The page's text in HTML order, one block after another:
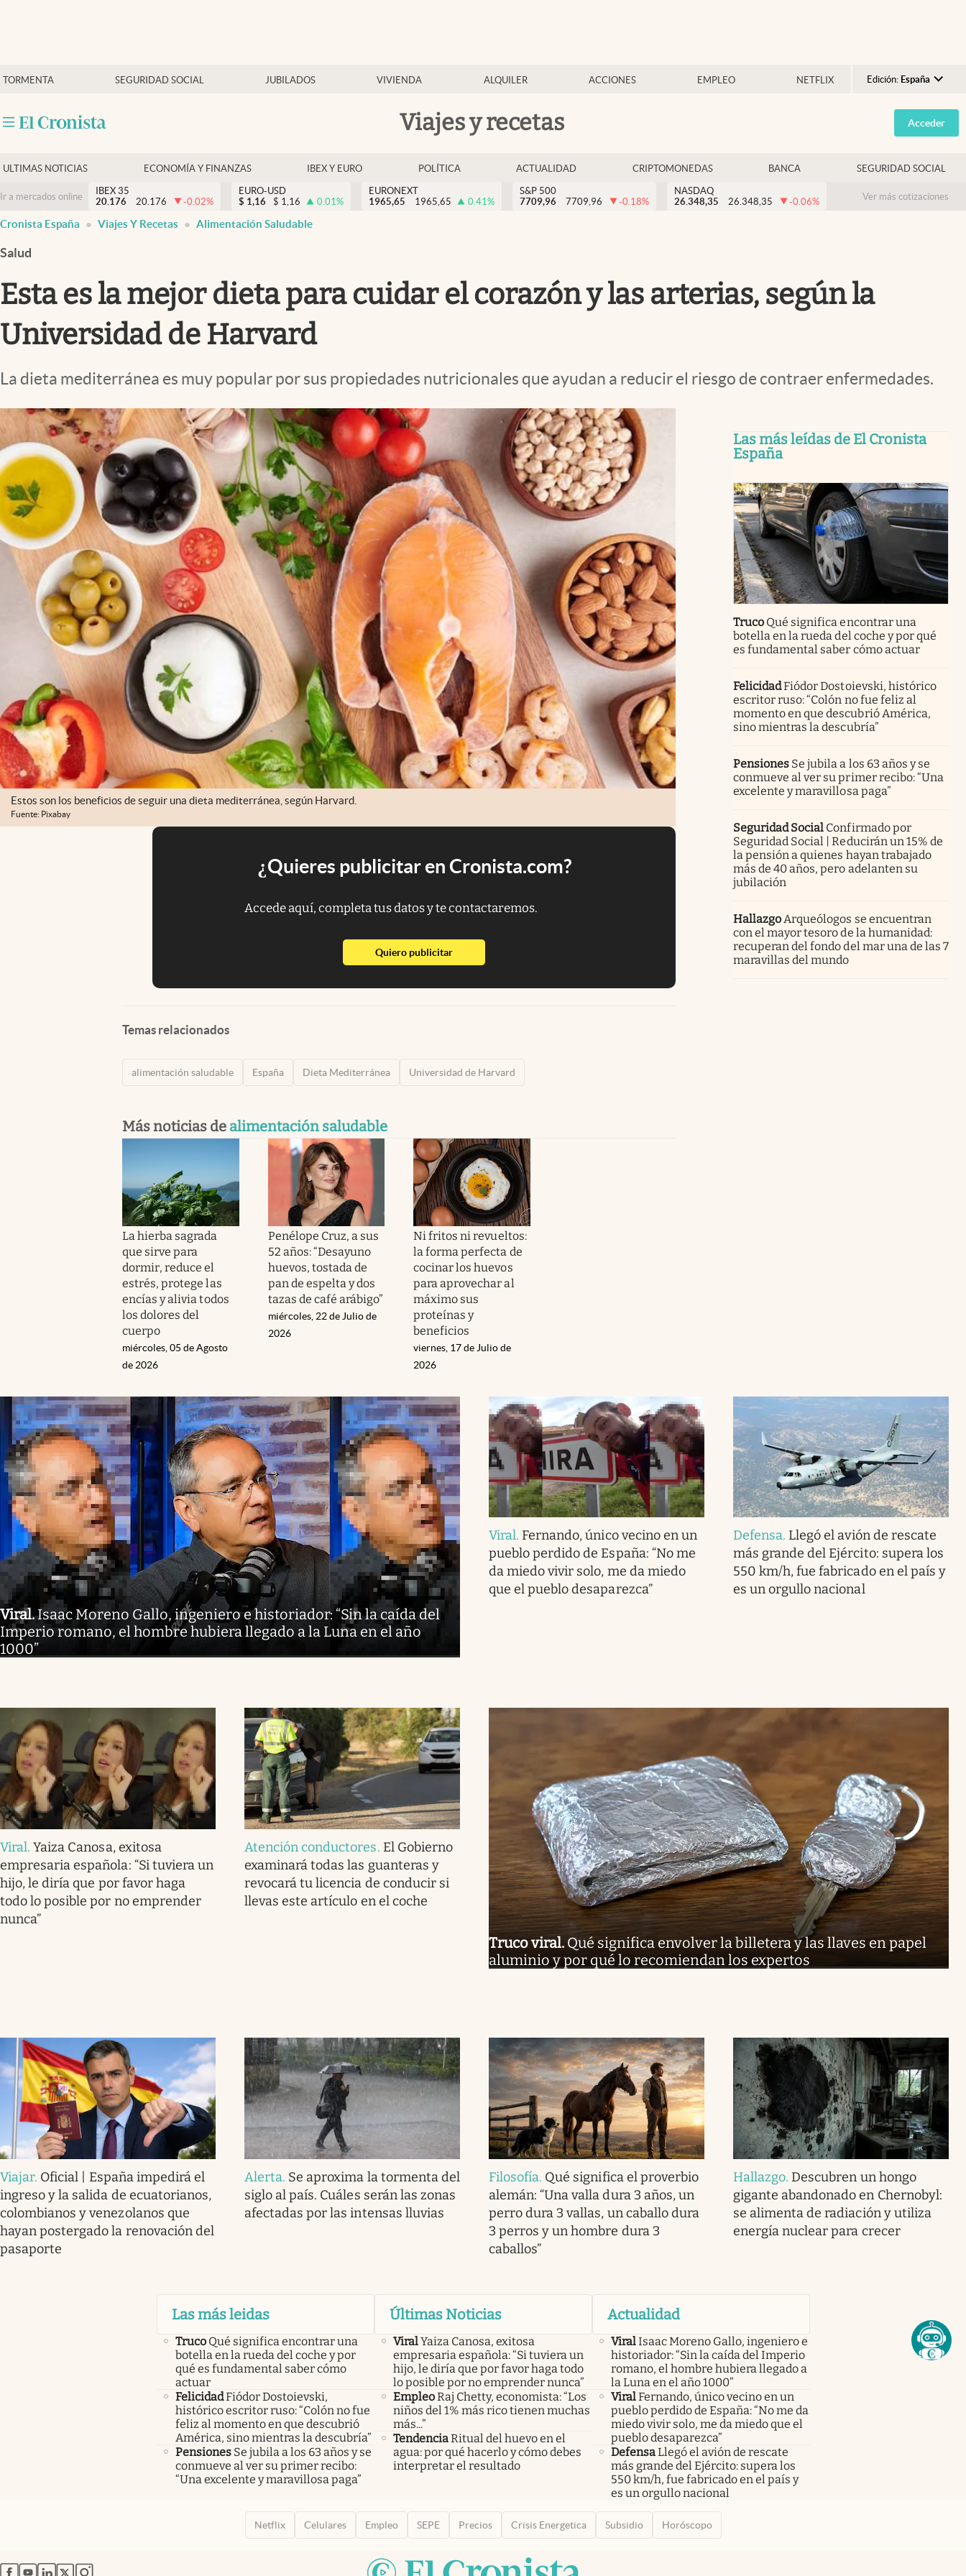
TORMENTA SEGURIDAD SOCIAL JUBILADOS VIVIENDA ALQUILER ACCIONES EMPLEO NETFLIX Edición: España
Argentina
España
USA
Colombia
Viajes y recetas
Economía y finanzas
Criptomonedas
Acceder
ULTIMAS NOTICIAS ECONOMÍA Y FINANZAS IBEX Y EURO POLÍTICA ACTUALIDAD CRIPTOMONEDAS BANCA SEGURIDAD SOCIAL
Ir a mercados online
IBEX 35
20.176
20.176 -0.02%
EURO-USD
$ 1,16 $ 1,16 0.01%
EURONEXT
1965,65
1965,65 0.41%
S&P 500
7709,96
7709,96 -0.18%
NASDAQ
26.348,35
26.348,35 -0.06% Ver más cotizaciones
Cronista España Viajes Y Recetas Alimentación Saludable
Salud
Esta es la mejor dieta para cuidar el corazón y las arterias, según la
Universidad de Harvard
La dieta mediterránea es muy popular por sus propiedades nutricionales que ayudan a reducir el riesgo de contraer enfermedades.
Estos son los beneficios de seguir una dieta mediterránea, según Harvard.
Fuente: Pixabay
¿Quieres publicitar en Cronista.com?
Accede aquí, completa tus datos y te contactaremos.
Quiero publicitarabre en nueva pestaña
Temas relacionados
alimentación saludable España Dieta Mediterránea Universidad de Harvard
Más noticias de alimentación saludable
La hierba sagrada
que sirve para
dormir, reduce el
estrés, protege las
encías y alivia todos
los dolores del
cuerpo
miércoles, 05 de Agosto
de 2026
Penélope Cruz, a sus
52 años: “Desayuno
huevos, tostada de
pan de espelta y dos
tazas de café arábigo”
miércoles, 22 de Julio de
2026
Ni fritos ni revueltos:
la forma perfecta de
cocinar los huevos
para aprovechar al
máximo sus
proteínas y
beneficios
viernes, 17 de Julio de
2026
Las más leídas de El Cronista
España
Truco Qué significa encontrar una
botella en la rueda del coche y por qué
es fundamental saber cómo actuar
FelicidadFiódor Dostoievski, histórico
escritor ruso: “Colón no fue feliz al
momento en que descubrió América,
sino mientras la descubría”
Pensiones Se jubila a los 63 años y se
conmueve al ver su primer recibo: “Una
excelente y maravillosa paga”
Seguridad Social Confirmado por
Seguridad Social | Reducirán un 15% de
la pensión a quienes hayan trabajado
más de 40 años, pero adelanten su
jubilación
HallazgoArqueólogos se encuentran
con el mayor tesoro de la humanidad:
recuperan del fondo del mar una de las 7
maravillas del mundo
Viral.Isaac Moreno Gallo, ingeniero e historiador: “Sin la caída del
Imperio romano, el hombre hubiera llegado a la Luna en el año
1000”
Viral. Fernando, único vecino en un
pueblo perdido de España: “No me
da miedo vivir solo, me da miedo
que el pueblo desaparezca”
Defensa. Llegó el avión de rescate
más grande del Ejército: supera los
550 km/h, fue fabricado en el país y
es un orgullo nacional
Viral.Yaiza Canosa, exitosa
empresaria española: “Si tuviera un
hijo, le diría que por favor haga
todo lo posible por no emprender
nunca”
Atención conductores. El Gobierno
examinará todas las guanteras y
revocará tu licencia de conducir si
llevas este artículo en el coche
Truco viral. Qué significa envolver la billetera y las llaves en papel
aluminio y por qué lo recomiendan los expertos
Viajar. Oficial | España impedirá el
ingreso y la salida de ecuatorianos,
colombianos y venezolanos que
hayan postergado la renovación del
pasaporte
Alerta. Se aproxima la tormenta del
siglo al país. Cuáles serán las zonas
afectadas por las intensas lluvias
Filosofía. Qué significa el proverbio
alemán: “Una valla dura 3 años, un
perro dura 3 vallas, un caballo dura
3 perros y un hombre dura 3
caballos”
Hallazgo. Descubren un hongo
gigante abandonado en Chernobyl:
se alimenta de radiación y utiliza
energía nuclear para crecer
Las más leidas
Truco Qué significa encontrar una
botella en la rueda del coche y por
qué es fundamental saber cómo
actuar
FelicidadFiódor Dostoievski,
histórico escritor ruso: “Colón no fue
feliz al momento en que descubrió
América, sino mientras la descubría”
Pensiones Se jubila a los 63 años y se
conmueve al ver su primer recibo:
“Una excelente y maravillosa paga”
Últimas Noticias
ViralYaiza Canosa, exitosa
empresaria española: “Si tuviera un
hijo, le diría que por favor haga todo
lo posible por no emprender nunca”
EmpleoRaj Chetty, economista: “Los
niños del 1% más rico tienen muchas
más...”
TendenciaRitual del huevo en el
agua: por qué hacerlo y cómo debes
interpretar el resultado
Actualidad
ViralIsaac Moreno Gallo, ingeniero e
historiador: “Sin la caída del Imperio
romano, el hombre hubiera llegado a
la Luna en el año 1000”
ViralFernando, único vecino en un
pueblo perdido de España: “No me da
miedo vivir solo, me da miedo que el
pueblo desaparezca”
DefensaLlegó el avión de rescate
más grande del Ejército: supera los
550 km/h, fue fabricado en el país y
es un orgullo nacional
Netflix Celulares Empleo SEPE Precios Crisis Energetica Subsidio Horóscopo
abre en nueva pestaña
abre en nueva pestaña
abre en nueva pestaña
abre en nueva pestaña
abre en nueva pestaña